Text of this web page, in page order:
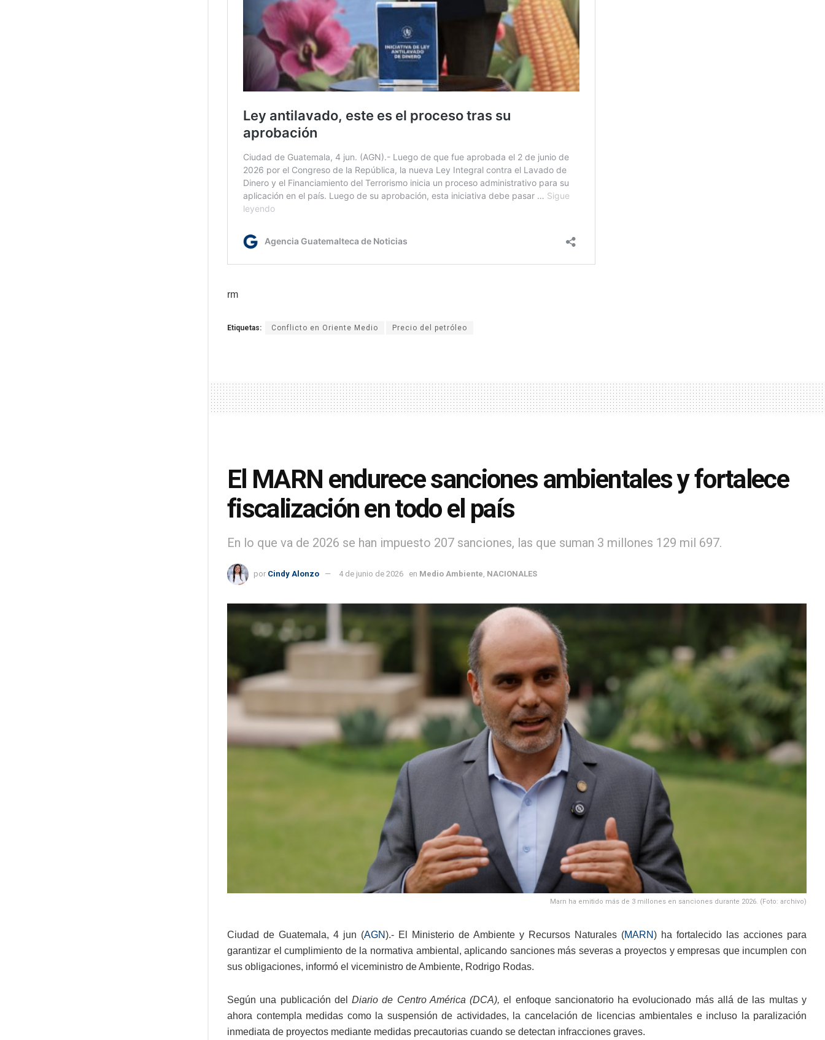
rm
Etiquetas: Conflicto en Oriente Medio Precio del petróleo
El MARN endurece sanciones ambientales y fortalece
fiscalización en todo el país
En lo que va de 2026 se han impuesto 207 sanciones, las que suman 3 millones 129 mil 697.
por Cindy Alonzo 4 de junio de 2026 en Medio Ambiente, NACIONALES
Marn ha emitido más de 3 millones en sanciones durante 2026. (Foto: archivo)
Ciudad de Guatemala, 4 jun (AGN).- El Ministerio de Ambiente y Recursos Naturales (MARN) ha fortalecido las acciones para
garantizar el cumplimiento de la normativa ambiental, aplicando sanciones más severas a proyectos y empresas que incumplen con
sus obligaciones, informó el viceministro de Ambiente, Rodrigo Rodas.
Según una publicación delDiario de Centro América (DCA), el enfoque sancionatorio ha evolucionado más allá de las multas y
ahora contempla medidas como la suspensión de actividades, la cancelación de licencias ambientales e incluso la paralización
inmediata de proyectos mediante medidas precautorias cuando se detectan infracciones graves.